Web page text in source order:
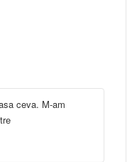
ceva. M-am